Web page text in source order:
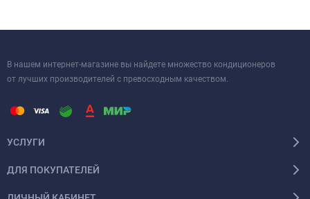
В нашем интернет-магазине вы найдете множество кондиционеров
от лучших производителей с превосходным качеством.
УСЛУГИ
ДЛЯ ПОКУПАТЕЛЕЙ